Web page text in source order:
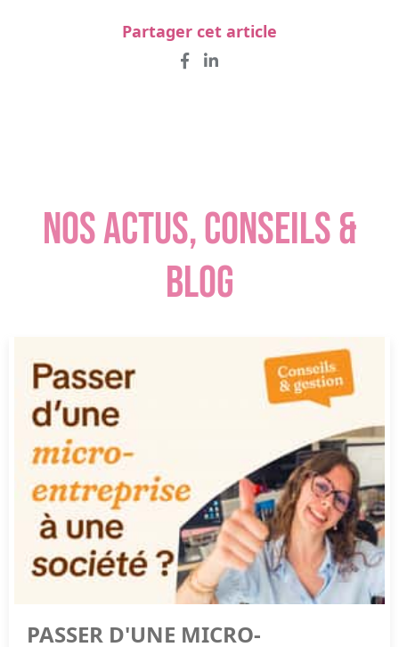
Partager cet article
NOS ACTUS, CONSEILS &
BLOG
PASSER D'UNE MICRO-